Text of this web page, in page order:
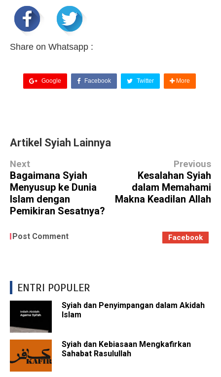
Share on Whatsapp :
Google Facebook Twitter More
Artikel Syiah Lainnya
Next
Bagaimana Syiah
Menyusup ke Dunia
Islam dengan
Pemikiran Sesatnya?
Previous
Kesalahan Syiah
dalam Memahami
Makna Keadilan Allah
Post Comment Facebook
ENTRI POPULER
Syiah dan Penyimpangan dalam Akidah
Islam
Syiah dan Kebiasaan Mengkafirkan
Sahabat Rasulullah